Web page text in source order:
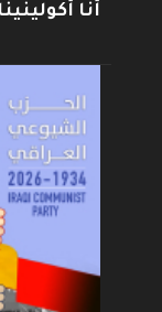
أنا أكولينينا